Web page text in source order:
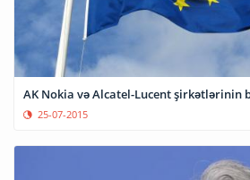
AK Nokia və Alcatel-Lucent şirkətlərinin
25-07-2015